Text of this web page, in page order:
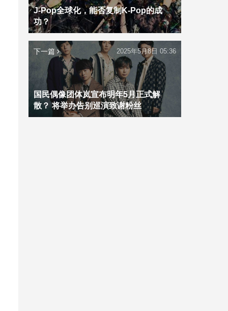
J-Pop全球化，能否复制K-Pop的成
功？
下一篇
国民偶像团体岚宣布明年5月正式解
散？ 将举办告别巡演致谢粉丝
2025年5月8日 05:36